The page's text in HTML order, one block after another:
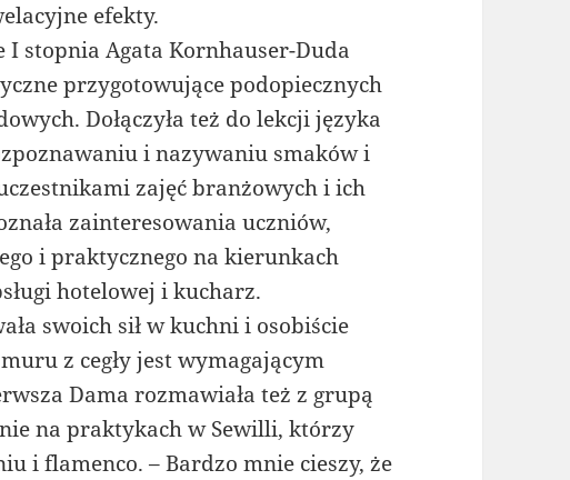
efekty.
I stopnia Agata Kornhauser-Duda
przygotowujące podopiecznych
Dołączyła też do lekcji języka
i nazywaniu smaków i
zajęć branżowych i ich
zainteresowania uczniów,
i praktycznego na kierunkach
hotelowej i kucharz.
swoich sił w kuchni i osobiście
z cegły jest wymagającym
Dama rozmawiała też z grupą
na praktykach w Sewilli, którzy
i flamenco. – Bardzo mnie cieszy, że